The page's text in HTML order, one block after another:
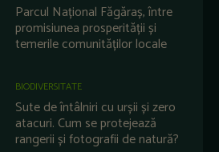
Parcul Național Făgăraș, între
promisiunea prosperității și
temerile comunităților locale
BIODIVERSITATE
Sute de întâlniri cu urșii și zero
atacuri. Cum se protejează
rangerii și fotografii de natură?